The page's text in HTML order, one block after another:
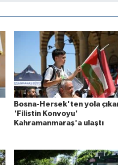
Bosna-Hersek'ten yola
'Filistin Konvoyu'
Kahramanmaraş'a ulaştı